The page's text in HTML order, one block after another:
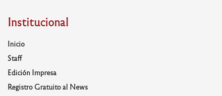
Institucional
Inicio
Staff
Edición Impresa
Registro Gratuito al News